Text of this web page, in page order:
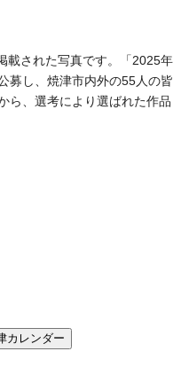
載された写真です。「2025年
募し、焼津市内外の55人の皆
ら、選考により選ばれた作品
カレンダー